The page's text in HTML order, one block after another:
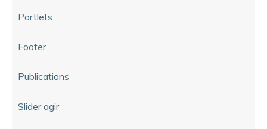
Portlets
Footer
Publications
Slider agir